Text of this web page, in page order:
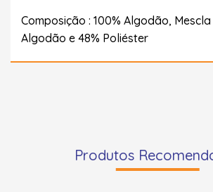
Composição : 100% Algodão,
Algodão e 48% Poliéster
Produtos